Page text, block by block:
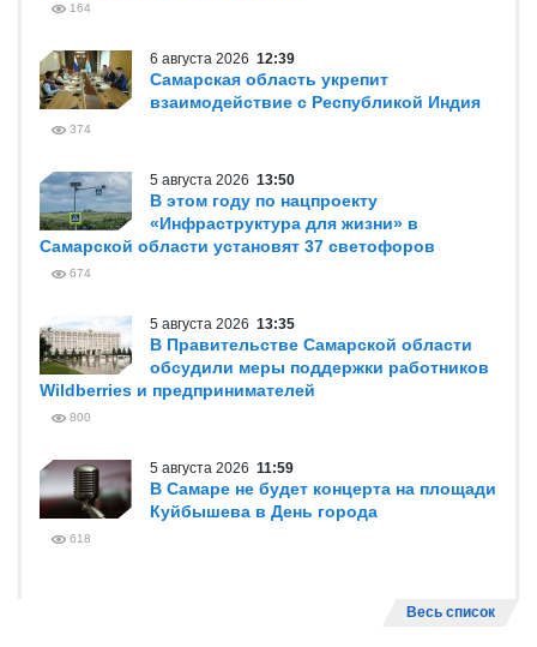
164
6 августа 2026 12:39
Самарская область укрепит
взаимодействие с Республикой Индия
374
5 августа 2026 13:50
В этом году по нацпроекту
«Инфраструктура для жизни» в
Самарской области установят 37 светофоров
674
5 августа 2026 13:35
В Правительстве Самарской области
обсудили меры поддержки работников
Wildberries и предпринимателей
800
5 августа 2026 11:59
В Самаре не будет концерта на площади
Куйбышева в День города
618
Весь список